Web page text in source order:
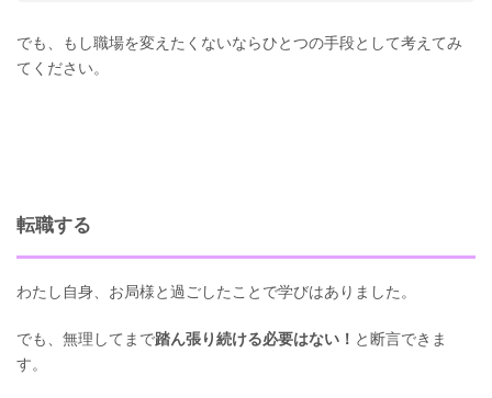
でも、もし職場を変えたくないならひとつの手段として考えてみ
てください。
転職する
わたし自身、お局様と過ごしたことで学びはありました。
でも、無理してまで踏ん張り続ける必要はない！ と断言できま
す。